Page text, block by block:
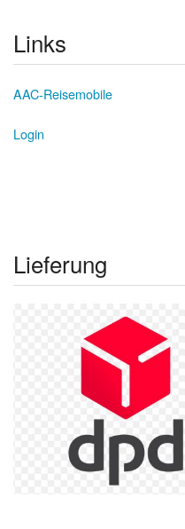
Links
AAC-Reisemobile
Login
Lieferung